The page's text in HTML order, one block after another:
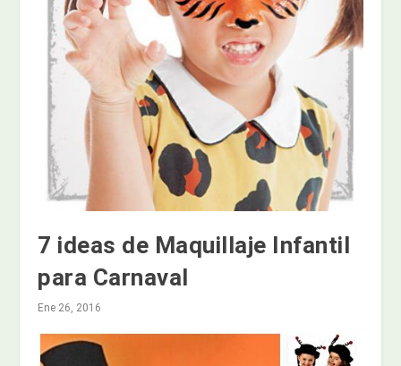
7 ideas de Maquillaje Infantil
para Carnaval
Ene 26, 2016